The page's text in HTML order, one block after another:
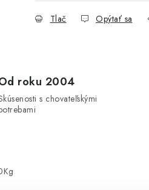
Tlač Opýtať sa
roku 2004
s chovateľskými